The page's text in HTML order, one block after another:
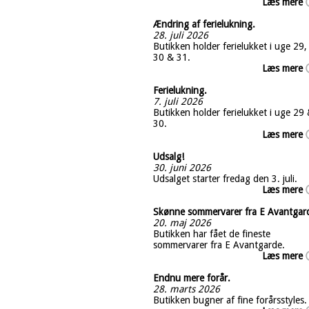
Ændring af ferielukning.
28. juli 2026
Butikken holder ferielukket i uge 29,
30 & 31.
Læs mere
Ferielukning.
7. juli 2026
Butikken holder ferielukket i uge 29
30.
Læs mere
Udsalg!
30. juni 2026
Udsalget starter fredag den 3. juli.
Læs mere
Skønne sommervarer fra E
20. maj 2026
Butikken har fået de fineste
sommervarer fra E Avantgarde.
Læs mere
Endnu mere forår.
28. marts 2026
Butikken bugner af fine forårsstyles.